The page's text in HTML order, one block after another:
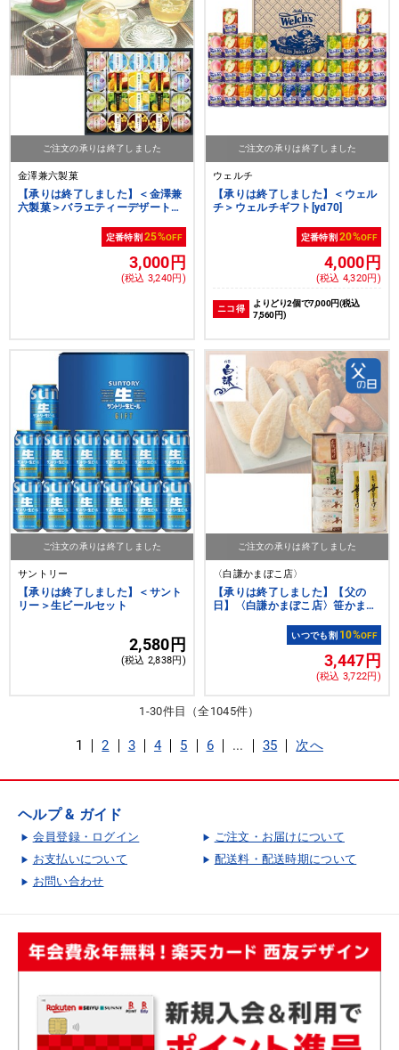
ご注文の承りは終了しました
金澤兼六製菓
【承りは終了しました】＜金澤兼
六製菓＞バラエティーデザートギ
定番特割25%OFF
3,000円
(税込 3,240円)
ご注文の承りは終了しました
ウェルチ
【承りは終了しました】＜ウェル
チ＞ウェルチギフト[yd70]
定番特割20%OFF
4,000円
(税込 4,320円)
ニコ得
よりどり2個で7,000円(税込
7,560円)
ご注文の承りは終了しました
サントリー
【承りは終了しました】＜サント
リー＞生ビールセット
2,580円
(税込 2,838円)
ご注文の承りは終了しました
〈白謙かまぼこ店〉
【承りは終了しました】【父の
日】〈白謙かまぼこ店〉笹かまぼ
いつでも割 10%OFF
3,447円
(税込 3,722円)
1-30件目（全1045件）
1 2 3 4 5 6 ... 35 次へ
ヘルプ & ガイド
会員登録・ログイン
ご注文・お届けについて
お支払いについて
配送料・配送時期について
お問い合わせ